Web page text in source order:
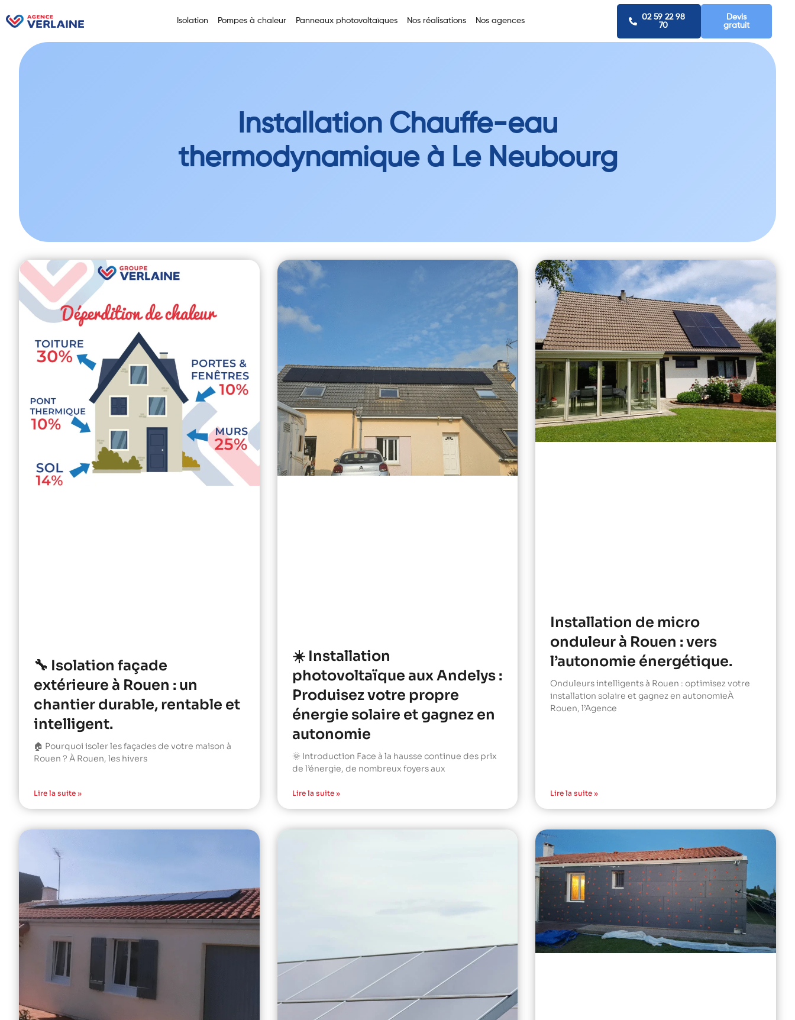
Isolation Pompes à chaleur Panneaux photovoltaïques Nos réalisations Nos agences
02 59 22 98
70
Devis
gratuit
Installation Chauffe-eau
thermodynamique à Le Neubourg
🔧 Isolation façade
extérieure à Rouen : un
chantier durable, rentable et
intelligent.
🏠 Pourquoi isoler les façades de votre maison à
Rouen ? À Rouen, les hivers
Lire la suite »
☀️ Installation
photovoltaïque aux Andelys :
Produisez votre propre
énergie solaire et gagnez en
autonomie
🌞 Introduction Face à la hausse continue des prix
de l’énergie, de nombreux foyers aux
Lire la suite »
Installation de micro
onduleur à Rouen : vers
l’autonomie énergétique.
Onduleurs intelligents à Rouen : optimisez votre
installation solaire et gagnez en autonomieÀ
Rouen, l’Agence
Lire la suite »